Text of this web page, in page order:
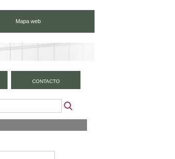
Mapa web
CONTACTO